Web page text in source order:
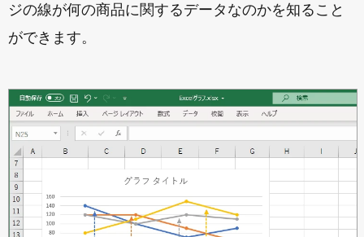
ジの線が何の商品に関するデータなのかを知ること
ができます。